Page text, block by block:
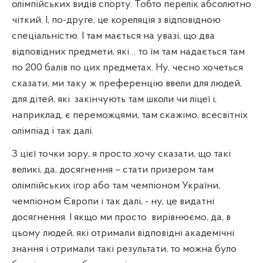
олімпійських видів спорту. Тобто перелік абсолютно
чіткий. І, по-друге, це кореляція з відповідною
спеціальністю. І там мається на увазі, що два
відповідних предмети, які… то їм там надається там
по 200 балів по цих предметах. Ну, чесно хочеться
сказати, ми таку ж преференцію ввели для людей,
для дітей, які закінчують там школи чи ліцеї і,
наприклад, є переможцями, там скажімо, всесвітніх
олімпіад і так далі.
З цієї точки зору, я просто хочу сказати, що такі
великі, да, досягнення – стати призером там
олімпійських ігор або там чемпіоном України,
чемпіоном Європи і так далі, - ну, це видатні
досягнення. І якщо ми просто вирівнюємо, да, в
цьому людей, які отримали відповідні академічні
знання і отримали такі результати, то можна було